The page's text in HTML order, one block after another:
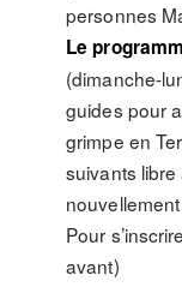
personnes
Le
(dimanche-
guides pour
grimpe en
suivants libre
Pour
avant)